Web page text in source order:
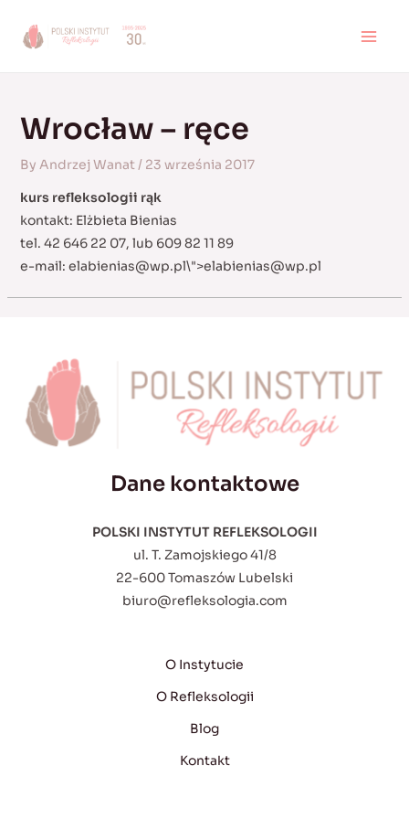
Wrocław – ręce
By Andrzej Wanat/ 23 września 2017
kurs refleksologii rąk
kontakt: Elżbieta Bienias
tel. 42 646 22 07, lub 609 82 11 89
e-mail: elabienias@wp.pl\">elabienias@wp.pl
Dane kontaktowe
POLSKI INSTYTUT REFLEKSOLOGII
ul. T. Zamojskiego 41/8
22-600 Tomaszów Lubelski
biuro@refleksologia.com
O Instytucie
O Refleksologii
Blog
Kontakt